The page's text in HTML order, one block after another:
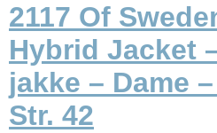
2117 Of
Hybrid Jacket
jakke – Dame
Str. 42